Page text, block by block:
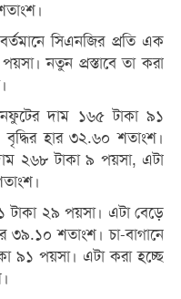
সিএনজির প্রতি এক
নতুন প্রস্তাবে তা করা
দাম ১৬৫ টাকা ৯১
হার ৩২.৬০ শতাংশ।
দাম ২৬৮ টাকা ৯ পয়সা, এটা
টাকা ২৯ পয়সা। এটা বেড়ে
৩৯.১০ শতাংশ। চা-বাগানে
৯১ পয়সা। এটা করা হচ্ছে